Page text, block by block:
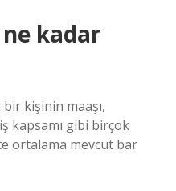
kadar
kişinin maaşı,
kapsamı gibi birçok
ortalama mevcut bar